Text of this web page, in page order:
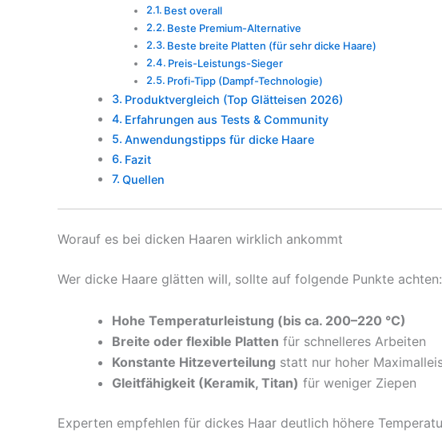
Best overall
Beste Premium-Alternative
Beste breite Platten (für sehr dicke Haare)
Preis-Leistungs-Sieger
Profi-Tipp (Dampf-Technologie)
Produktvergleich (Top Glätteisen 2026)
Erfahrungen aus Tests & Community
Anwendungstipps für dicke Haare
Fazit
Quellen
Worauf es bei dicken Haaren wirklich ankommt
Wer dicke Haare glätten will, sollte auf folgende Punkte achten:
Hohe Temperaturleistung (bis ca. 200–220 °C)
Breite oder flexible Platten für schnelleres Arbeiten
Konstante Hitzeverteilung statt nur hoher
Gleitfähigkeit (Keramik, Titan) für weniger Ziepen
Experten empfehlen für dickes Haar deutlich höhere